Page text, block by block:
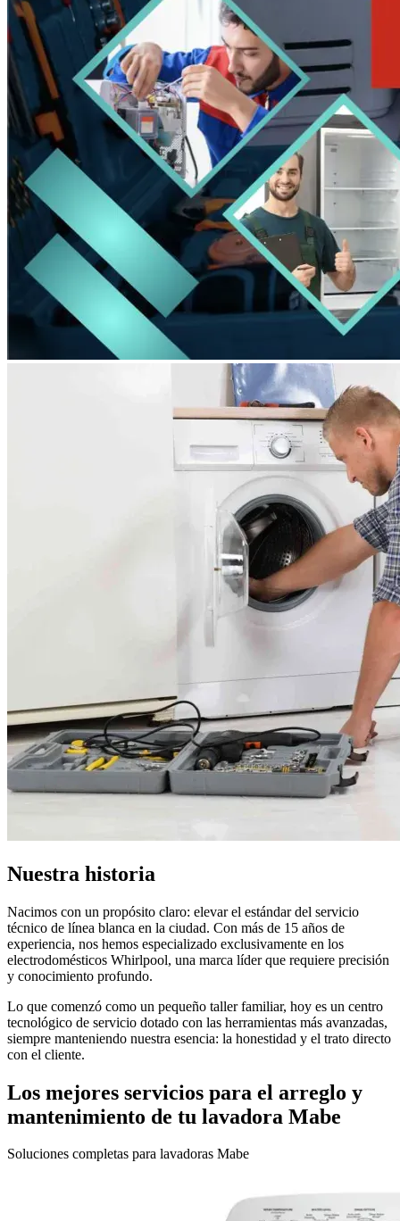
Nuestra historia
Nacimos con un propósito claro: elevar el estándar del servicio
técnico de línea blanca en la ciudad. Con más de 15 años de
experiencia, nos hemos especializado exclusivamente en los
electrodomésticos Whirlpool, una marca líder que requiere precisión
y conocimiento profundo.
Lo que comenzó como un pequeño taller familiar, hoy es un centro
tecnológico de servicio dotado con las herramientas más avanzadas,
siempre manteniendo nuestra esencia: la honestidad y el trato directo
con el cliente.
Los mejores servicios para el arreglo y
mantenimiento de tu lavadora Mabe
Soluciones completas para lavadoras Mabe